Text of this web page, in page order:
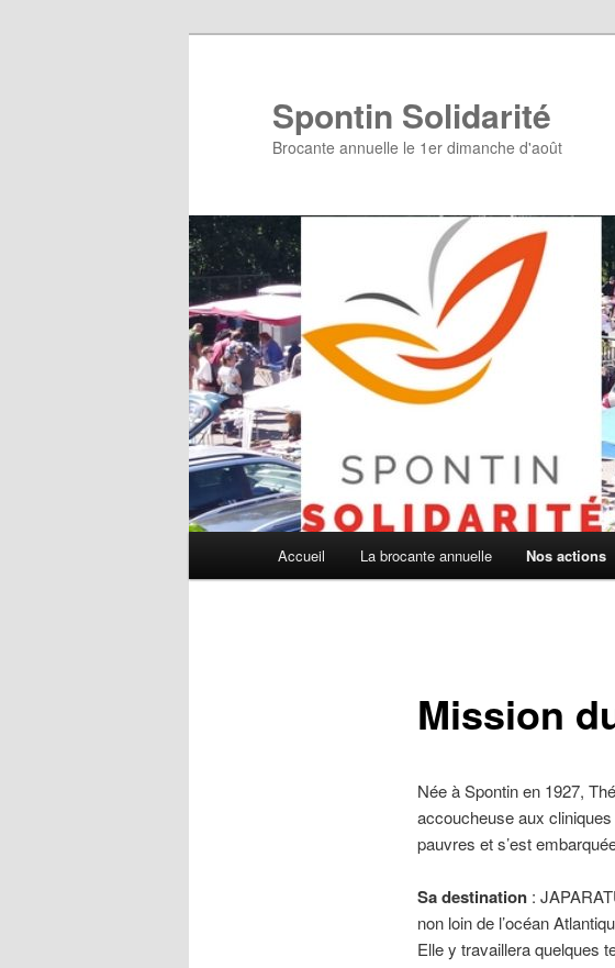
Spontin Solidarité
Brocante annuelle le 1er dimanche d'août
Accueil La brocante annuelle Nos actions
Mission
Née à Spontin en 1927,
accoucheuse aux
pauvres et s’est
Sa destination:
non loin de l’océan
Elle y travaillera quelques